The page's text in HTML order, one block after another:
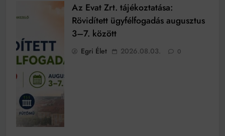
Az Evat Zrt. tájékoztatása:
Rövidített ügyfélfogadás augusztus
3–7. között
Egri Élet 2026.08.03. 0